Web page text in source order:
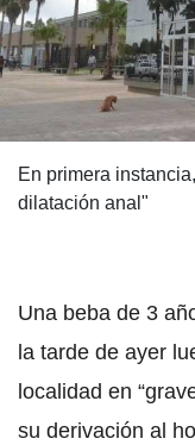
En primera
dilatación anal"
Una beba de 3
la tarde de ayer
localidad en
su derivación al